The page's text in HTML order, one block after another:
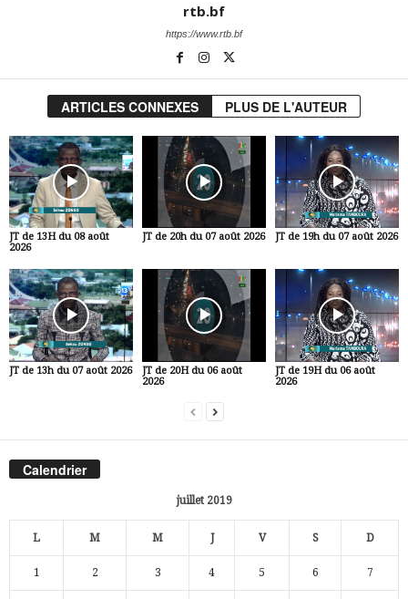
rtb.bf
https://www.rtb.bf
ARTICLES CONNEXES PLUS DE L'AUTEUR
JT de 13H du 08 août
2026
JT de 20h du 07 août 2026 JT de 19h du 07 août 2026
JT de 13h du 07 août 2026
JT de 20H du 06 août
2026
JT de 19H du 06 août
2026
Calendrier
juillet 2019
L M M J V S D
1 2 3 4 5 6 7